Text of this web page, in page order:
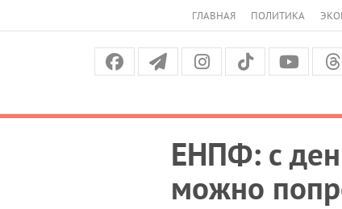
ГЛАВНАЯ ПОЛИТИКА
ЕНПФ: с
можно